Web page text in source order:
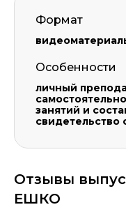
Формат
Особенности
личный
занятий и
свидетельство
Отзывы
ЕШКО